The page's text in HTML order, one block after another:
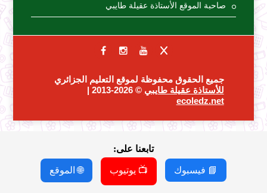
صاحبة الموقع الأستاذة عقيلة طايبي
جميع الحقوق محفوظة لموقع التعليم الجزائري
للأستاذة عقيلة طايبي © 2026-2013 |
ecoledz.net
تابعنا على:
📘 فيسبوك 📺 يوتيوب 🌐 الموقع